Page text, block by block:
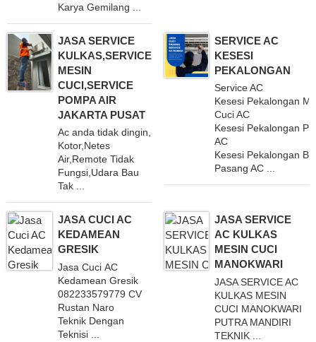
Karya Gemilang ...
JASA SERVICE
KULKAS,SERVICE
MESIN
CUCI,SERVICE
POMPA AIR
JAKARTA PUSAT
Ac anda tidak dingin,
Kotor,Netes
Air,Remote Tidak
Fungsi,Udara Bau
Tak ...
SERVICE AC
KESESI
PEKALONGAN
Service AC
Kesesi Pekalongan
Cuci AC
Kesesi Pekalongan
AC
Kesesi Pekalongan
Pasang AC ...
JASA CUCI AC
KEDAMEAN
GRESIK
Jasa Cuci AC
Kedamean Gresik
082233579779 CV
Rustan Naro
Teknik Dengan
Teknisi ...
JASA SERVICE
AC KULKAS
MESIN CUCI
MANOKWARI
JASA SERVICE AC
KULKAS MESIN
CUCI MANOKWARI
PUTRA MANDIRI
TEKNIK ...